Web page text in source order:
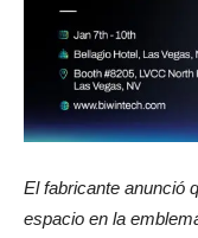
El fabricante anunció
espacio en la